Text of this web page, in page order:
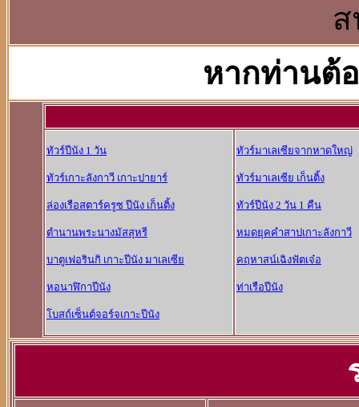
หากท่านต้
ทัวร์ปีนัง 1 วัน
ทัวร์เกาะลังกาวี เกาะปายาร์
ล่องเรือสตาร์ครูซ ปีนัง เก็นติ้ง
ตำนานพระนางมัสสุหรี
บาตูเฟอรินกิ เกาะปีนัง มาเลเซีย
หอนาฬิกาปีนัง
โบสถ์เซ็นต์จอร์จเกาะปีนัง
ทัวร์มาเลเซียจากหาดใหญ่
ทัวร์มาเลเซีย เก็นติ้ง
ทัวร์ปีนัง 2 วัน 1 คืน
หมดยุคคำสาปเกาะลังกาวี
คฤหาสน์เฉิงฟัตเจ๋อ
ท่าเรือปีนัง